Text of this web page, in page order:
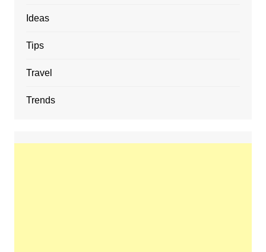
Ideas
Tips
Travel
Trends